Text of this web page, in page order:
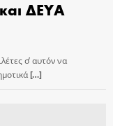
ΔΕΥΑ
σ’ αυτόν να
[…]